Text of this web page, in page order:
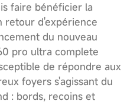
faire bénéficier la
retour d'expérience
du nouveau
pro ultra complete
de répondre aux
foyers s'agissant du
: bords, recoins et